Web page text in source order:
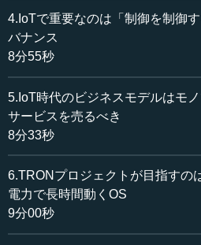
に流行した言葉で、その他にも
Pervasive Computing、M2M、
な名前で呼ばれています。しかし
ろは同じです。モノの中に入っ
互接続し、さらにインターネット
を足し算することで、現実と仮想
うなことをやるという目的を、全
ています。
最近では、世界中にいる研究者
で呼ぶと分からなくなるので、「
ューターをつないで現実世界と仮
研究分野に関しては、IoTと呼ぼ
4.IoTで重要なのは「制御を制御
バナンス
8分55秒
5.IoT時代のビジネスモデルはモノ
サービスを売るべき
8分33秒
6.TRONプロジェクトが目指すの
電力で長時間動くOS
9分00秒